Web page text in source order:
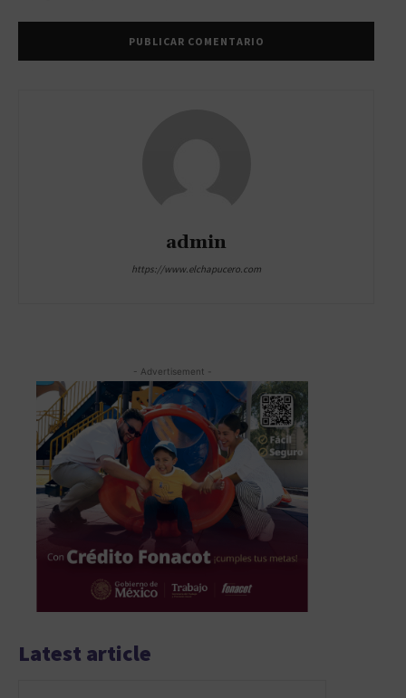
admin
https://www.elchapucero.com
- Advertisement -
Latest article